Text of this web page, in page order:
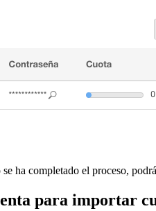
ha completado el proceso,
para importar